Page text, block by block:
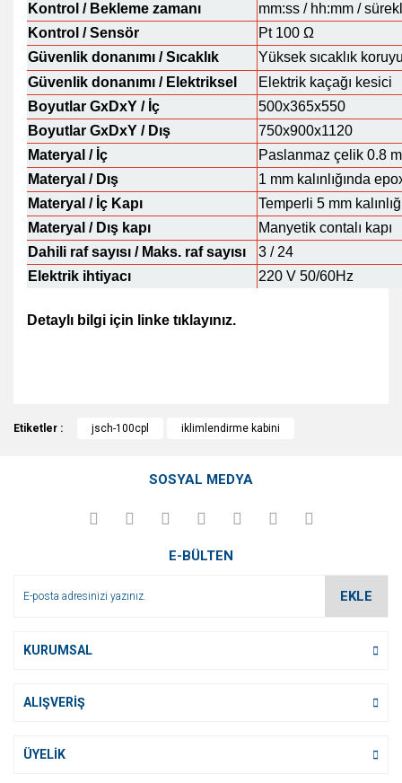
Kontrol / Bekleme zamanı
mm:ss / hh:mm /
Kontrol / Sensör
Pt 100 Ω
Güvenlik donanımı / Sıcaklık
Yüksek sıcaklık
Güvenlik donanımı / Elektriksel
Elektrik kaçağı kesici
Boyutlar GxDxY / İç
500x365x550
Boyutlar GxDxY / Dış
750x900x1120
Materyal / İç
Paslanmaz çelik 0.8
Materyal / Dış
1 mm kalınlığında
Materyal / İç Kapı
Temperli 5 mm
Materyal / Dış kapı
Manyetik contalı kapı
Dahili raf sayısı / Maks. raf sayısı
3 / 24
Elektrik ihtiyacı
220 V 50/60Hz
Detaylı bilgi için linke tıklayınız.
Bu ürüne ilk yorumu siz yapın!
konularda yetersiz gördüğünüz noktaları öneri formunu
Ürün bilgilerinde hatalar bulunuyor.
Etiketler : jsch-100cpl iklimlendirme kabini
SOSYAL MEDYA
E-BÜLTEN
EKLE
KURUMSAL
ALIŞVERİŞ
ÜYELİK